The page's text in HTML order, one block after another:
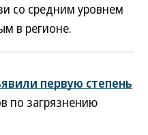
со средним уровнем
в регионе.
первую степень
по загрязнению